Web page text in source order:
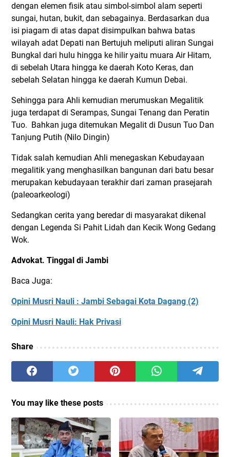
dengan elemen fisik atau simbol-simbol alam seperti
sungai, hutan, bukit, dan sebagainya. Berdasarkan dua
isi piagam di atas dapat disimpulkan bahwa batas
wilayah adat Depati nan Bertujuh meliputi aliran Sungai
Bungkal dari hulu hingga ke hilir yaitu muara Air Hitam,
di sebelah Utara hingga ke daerah Koto Keras, dan
sebelah Selatan hingga ke daerah Kumun Debai.
Sehingga para Ahli kemudian merumuskan Megalitik
juga terdapat di Serampas, Sungai Tenang dan Peratin
Tuo. Bahkan juga ditemukan Megalit di Dusun Tuo Dan
Tanjung Putih (Nilo Dingin)
Tidak salah kemudian Ahli menegaskan Kebudayaan
megalitik yang menghasilkan bangunan dari batu besar
merupakan kebudayaan terakhir dari zaman prasejarah
(paleoarkeologi)
Sedangkan cerita yang beredar di masyarakat dikenal
dengan Legenda Si Pahit Lidah dan Kecik Wong Gedang
Wok.
Advokat. Tinggal di Jambi
Baca Juga:
Opini Musri Nauli : Jambi Sebagai Kota Dagang (2)
Opini Musri Nauli: Hak Privasi
Share
You may like these posts